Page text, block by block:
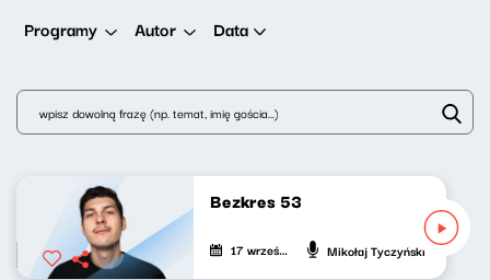
Programy Autor Data
Bezkres 53
17 września 2024 Mikołaj Tyczyński